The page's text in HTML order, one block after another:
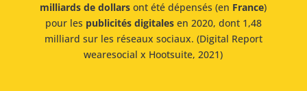
milliards de dollars ont été dépensés (en France)
pour les publicités digitalesen 2020, dont 1,48
milliard sur les réseaux sociaux. (Digital Report
wearesocial x Hootsuite, 2021)